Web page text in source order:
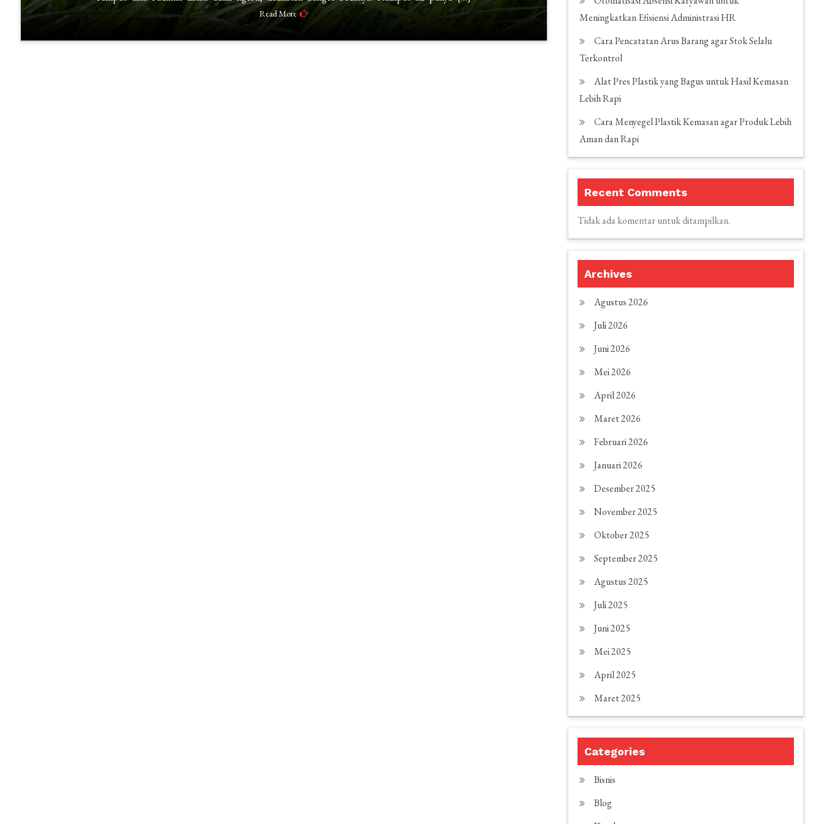
Rumput
Read More
Meningkatkan Efisiensi Administrasi HR
Cara Pencatatan Arus Barang agar Stok Selalu
Terkontrol
Alat Pres Plastik yang Bagus untuk Hasil Kemasan
Lebih Rapi
Cara Menyegel Plastik Kemasan agar Produk Lebih
Aman dan Rapi
Recent Comments
Tidak ada komentar untuk ditampilkan.
Archives
Agustus 2026
Juli 2026
Juni 2026
Mei 2026
April 2026
Maret 2026
Februari 2026
Januari 2026
Desember 2025
November 2025
Oktober 2025
September 2025
Agustus 2025
Juli 2025
Juni 2025
Mei 2025
April 2025
Maret 2025
Categories
Bisnis
Blog